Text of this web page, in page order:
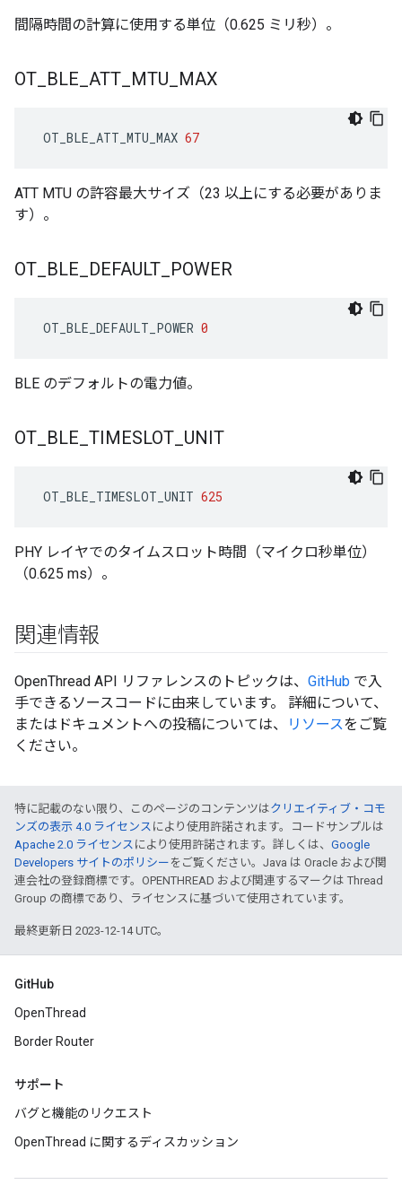
間隔時間の計算に使用する単位（0.625 ミリ秒）。
OT BLE ATT MTU MAX
OT_BLE_ATT_MTU_MAX 67
ATT MTU の許容最大サイズ（23 以上にする必要がありま
す）。
OT BLE DEFAULT POWER
OT_BLE_DEFAULT_POWER 0
BLE のデフォルトの電力値。
OT BLE TIMESLOT UNIT
OT_BLE_TIMESLOT_UNIT 625
PHY レイヤでのタイムスロット時間（マイクロ秒単位）
（0.625 ms）。
関連情報
OpenThread API リファレンスのトピックは、 GitHub で入
手できるソースコードに由来しています。 詳細について、
またはドキュメントへの投稿については、
リソースをご覧
ください。
特に記載のない限り、このページのコンテンツはクリエイティブ・コモ
ンズの表示 4.0 ライセンス により使用許諾されます。コードサンプルは
Apache 2.0 ライセンス により使用許諾されます。詳しくは、 Google
Developers サイトのポリシー をご覧ください。Java は Oracle および関
連会社の登録商標です。OPENTHREAD および関連するマークは Thread
Group の商標であり、ライセンスに基づいて使用されています。
最終更新日 2023-12-14 UTC。
GitHub
OpenThread
Border Router
サポート
バグと機能のリクエスト
OpenThread に関するディスカッション